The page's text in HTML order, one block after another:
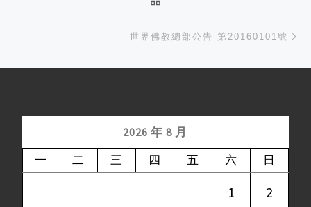
世界佛教總部公告 第20160101號
2026 年 8 月
一 二 三 四 五 六 日
1 2